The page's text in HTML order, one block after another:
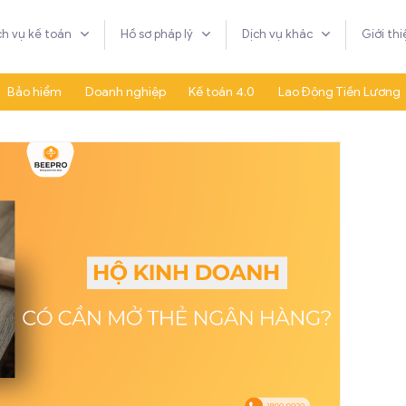
Dịch vụ kế toán Hồ sơ pháp lý Dịch vụ
chủ Bảo hiểm Doanh nghiệp Kế toán 4.0